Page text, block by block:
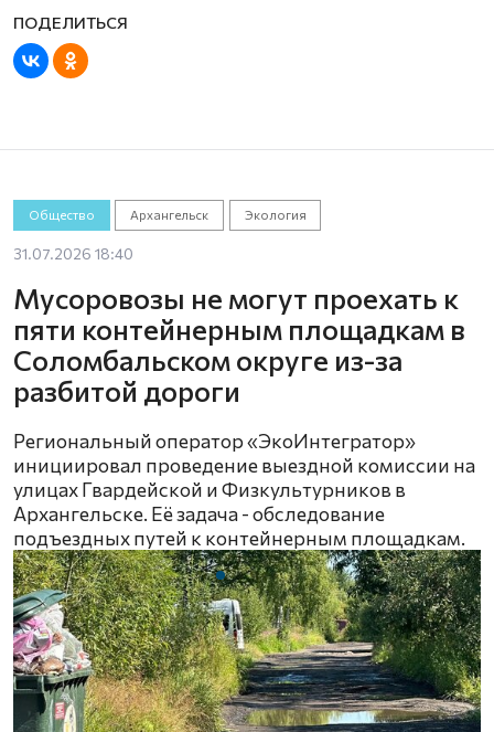
Общество Архангельск Экология
31.07.2026 18:40
Мусоровозы не могут проехать к
пяти контейнерным площадкам в
Соломбальском округе из-за
разбитой дороги
Региональный оператор «ЭкоИнтегратор»
инициировал проведение выездной комиссии на
улицах Гвардейской и Физкультурников в
Архангельске. Её задача - обследование
подъездных путей к контейнерным площадкам.